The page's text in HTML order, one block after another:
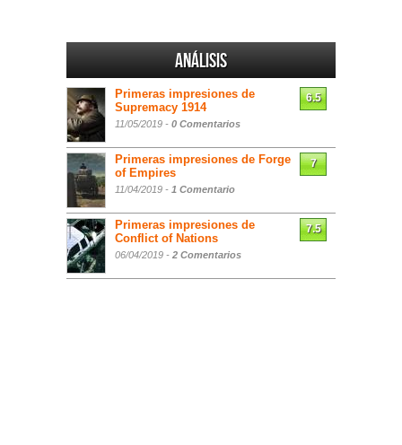
Análisis
Primeras impresiones de
Supremacy 1914
11/05/2019 - 0 Comentarios
6.5
Primeras impresiones de Forge
of Empires
11/04/2019 - 1 Comentario
7
Primeras impresiones de
Conflict of Nations
06/04/2019 - 2 Comentarios
7.5